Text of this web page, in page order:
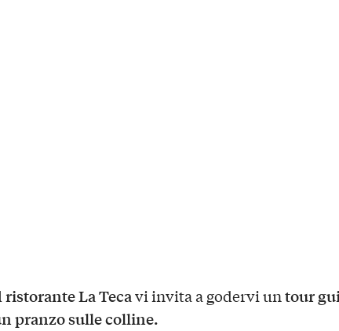
ristorante La Tecavi invita a godervi untour
pranzo sulle colline.